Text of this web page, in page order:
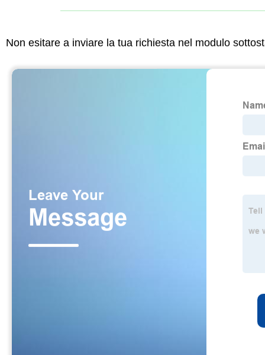
Non esitare a inviare la tua richiesta nel modulo